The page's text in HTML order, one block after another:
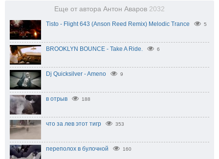
Еще от автора Антон Аваров 2032
Tisto - Flight 643 (Anson Reed Remix) Melodic Trance 5
BROOKLYN BOUNCE - Take A Ride. 6
Dj Quicksilver - Ameno 9
в отрыв 188
что за лев этот тигр 353
переполох в булочной 160